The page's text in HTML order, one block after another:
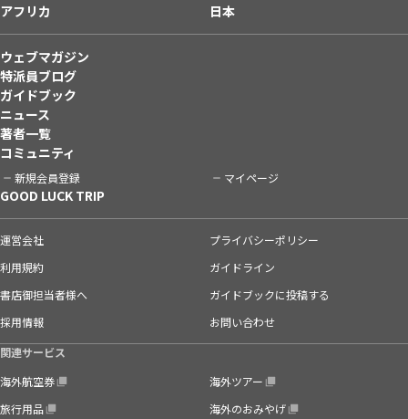
アフリカ
日本
ウェブマガジン
特派員ブログ
ガイドブック
ニュース
著者一覧
コミュニティ
新規会員登録 マイページ
GOOD LUCK TRIP
運営会社
プライバシーポリシー
利用規約
ガイドライン
書店御担当者様へ
ガイドブックに投稿する
採用情報
お問い合わせ
関連サービス
海外航空券
海外ツアー
旅行用品
海外のおみやげ